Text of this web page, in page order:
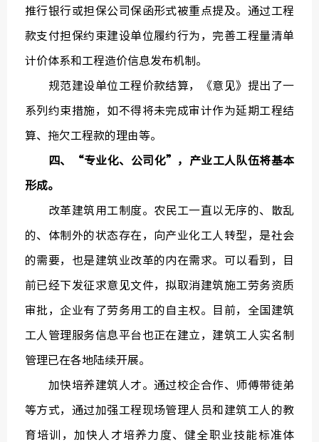
推行银行或担保公司保函形式被重点提及。通过工程
款支付担保约束建设单位履约行为，完善工程量清单
计价体系和工程造价信息发布机制。
规范建设单位工程价款结算，《意见》提出了一
系列约束措施，如不得将未完成审计作为延期工程结
算、拖欠工程款的理由等。
四、“专业化、公司化”，产业工人队伍将基本
形成。
改革建筑用工制度。农民工一直以无序的、散乱
的、体制外的状态存在，向产业化工人转型，是社会
的需要，也是建筑业改革的内在需求。可以看到，目
前已经下发征求意见文件，拟取消建筑施工劳务资质
审批，企业有了劳务用工的自主权。目前，全国建筑
工人管理服务信息平台也正在建立，建筑工人实名制
管理已在各地陆续开展。
加快培养建筑人才。通过校企合作、师傅带徒弟
等方式，通过加强工程现场管理人员和建筑工人的教
育培训，加快人才培养力度、健全职业技能标准体